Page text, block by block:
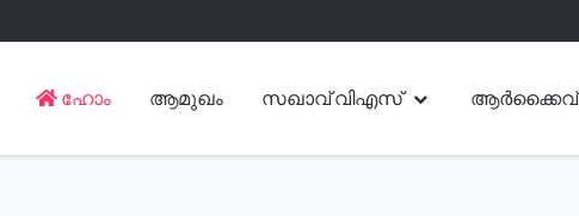
ഹോം ആമുഖം സഖാവ് വിഎസ് ആർക്കൈവ്